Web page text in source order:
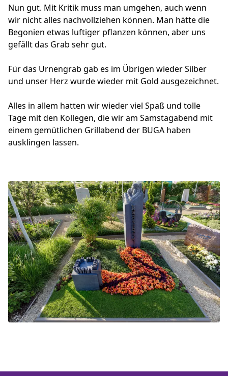
Nun gut. Mit Kritik muss man umgehen, auch wenn
wir nicht alles nachvollziehen können. Man hätte die
Begonien etwas luftiger pflanzen können, aber uns
gefällt das Grab sehr gut.
Für das Urnengrab gab es im Übrigen wieder Silber
und unser Herz wurde wieder mit Gold ausgezeichnet.
Alles in allem hatten wir wieder viel Spaß und tolle
Tage mit den Kollegen, die wir am Samstagabend mit
einem gemütlichen Grillabend der BUGA haben
ausklingen lassen.